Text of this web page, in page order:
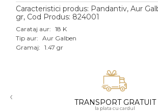
Aur galben
Aur alb
Aur roz
Caracteristici produs: Pandantiv, Aur
gr, Cod Produs: 824001
Carataj aur: 18 K
Tip aur: Aur Galben
Gramaj: 1.47 gr
‹ TRANSPORT GRATUIT
la plata cu cardul